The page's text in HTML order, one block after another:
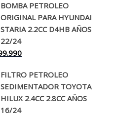
original
era:
$650.000.
actual
es:
$519.990.
BOMBA PETROLEO
ORIGINAL PARA HYUNDAI
STARIA 2.2CC D4HB AÑOS
22/24
El
actual
es:
$199.990.
FILTRO PETROLEO
SEDIMENTADOR TOYOTA
HILUX 2.4CC 2.8CC AÑOS
16/24